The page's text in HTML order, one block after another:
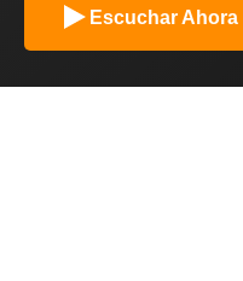
Escuchar Ahora